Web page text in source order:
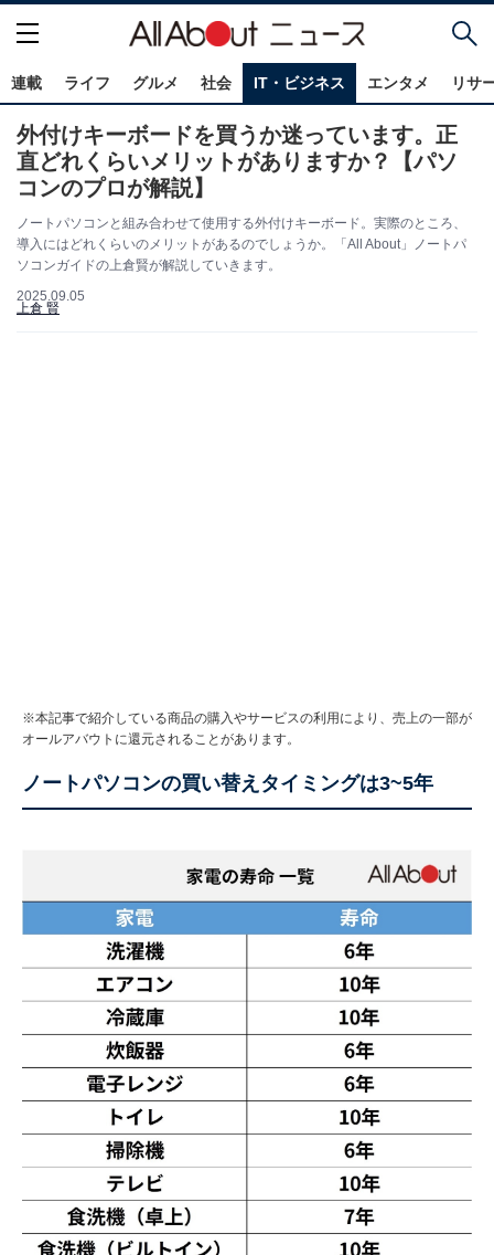
連載 ライフ グルメ 社会 IT・ビジネス エンタメ リサ
外付けキーボードを買うか迷っています。正
直どれくらいメリットがありますか？【パソ
コンのプロが解説】
ノートパソコンと組み合わせて使用する外付けキーボード。実際のところ、
導入にはどれくらいのメリットがあるのでしょうか。「All About」ノートパ
ソコンガイドの上倉賢が解説していきます。
2025.09.05
上倉 賢
※本記事で紹介している商品の購入やサービスの利用により、売上の一部が
オールアバウトに還元されることがあります。
ノートパソコンの買い替えタイミングは3~5年